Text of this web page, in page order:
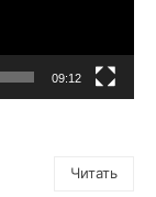
09:12
Читать